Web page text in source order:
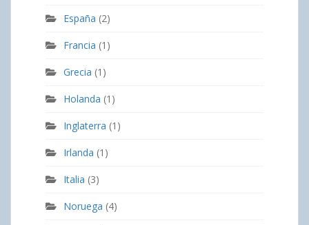
España (2)
Francia (1)
Grecia (1)
Holanda (1)
Inglaterra (1)
Irlanda (1)
Italia (3)
Noruega (4)